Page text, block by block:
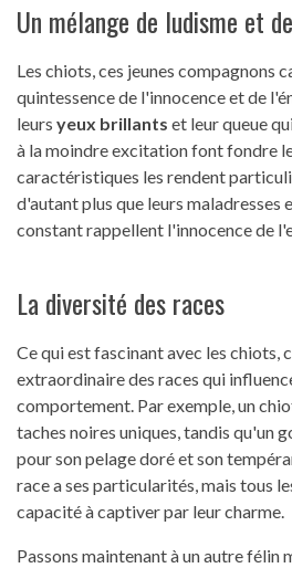
Un mélange de ludisme et
Les chiots, ces jeunes compagnons
quintessence de l'innocence et de
leurs yeux brillants et leur queue
à la moindre excitation font fondre
caractéristiques les rendent
d'autant plus que leurs maladresses
constant rappellent l'innocence de
La diversité des races
Ce qui est fascinant avec les chiots,
extraordinaire des races qui
comportement. Par exemple, un
taches noires uniques, tandis qu'un
pour son pelage doré et son
race a ses particularités, mais tous
capacité à captiver par leur charme.
Passons maintenant à un autre félin